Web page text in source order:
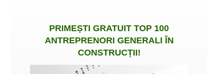
PRIMEȘTI GRATUIT TOP 100
ANTREPRENORI GENERALI ÎN
CONSTRUCȚII!